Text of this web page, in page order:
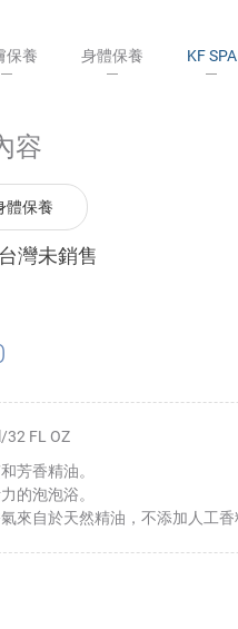
保養 身體保養 KF SPA
容
體保養
灣未銷售
32 FL OZ
芳香精油。
的泡泡浴。
來自於天然精油，不添加人工香